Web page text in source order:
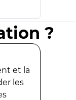
?
et la
les